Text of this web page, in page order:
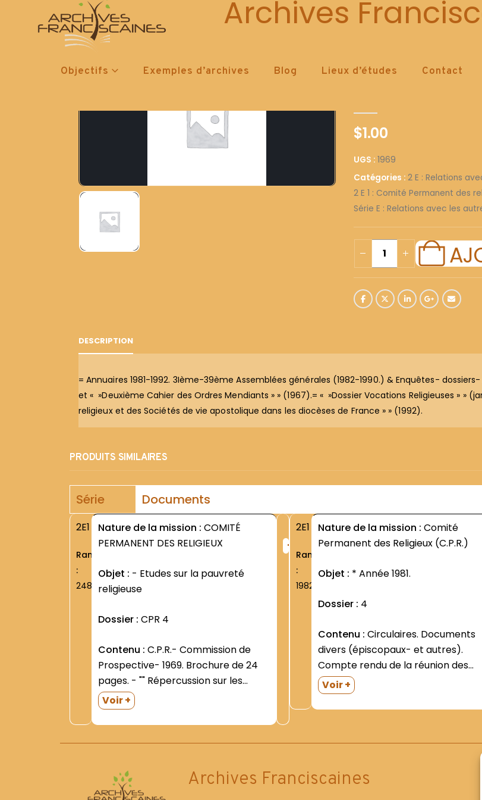
Archives
Objectifs Exemples d’archives Blog Lieux d’études Contact
1969
$1.00
UGS : 1969
Catégories : 2 E : Relations
2 E 1 : Comité Permanent des
Série E : Relations avec les
DESCRIPTION
= Annuaires 1981-1992. 3Ième-39ème Assemblées générales (1982-1990.) & Enquêtes-
et « »Deuxième Cahier des Ordres Mendiants » » (1967).= « »Dossier Vocations Religieuses » »
religieux et des Sociétés de vie apostolique dans les diocèses de France » » (1992).
PRODUITS SIMILAIRES
Série Documents
2E1
Rang
:
2486
Nature de la mission : COMITÉ
PERMANENT DES RELIGIEUX
Objet : - Etudes sur la pauvreté
religieuse
Dossier : CPR 4
Contenu :
Prospective- 1969. Brochure de 24
pages. - "" Répercussion sur les
Instituts Religieux de l engagement
de certains de leurs membres dans
le travail "". Présentation et résultats
des carrefours- Assemblée
Voir +
+
2E1
Rang
:
1982
Nature de la mission : Comité
Permanent des Religieux (C.P.R.)
Objet : * Année 1981.
Dossier : 4
Contenu :
divers (épiscopaux- et autres).
Compte rendu de la réunion des
économes (juin). Documents de l
Assemblée générale d octobre.
Enquête sur les ""ressources des
Supérieurs Majeurs -7- au 31 déc.
Voir +
Archives Franciscaines